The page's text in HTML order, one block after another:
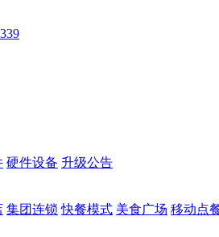
硬件设备 升级公告
集团连锁 快餐模式 美食广场 移动点